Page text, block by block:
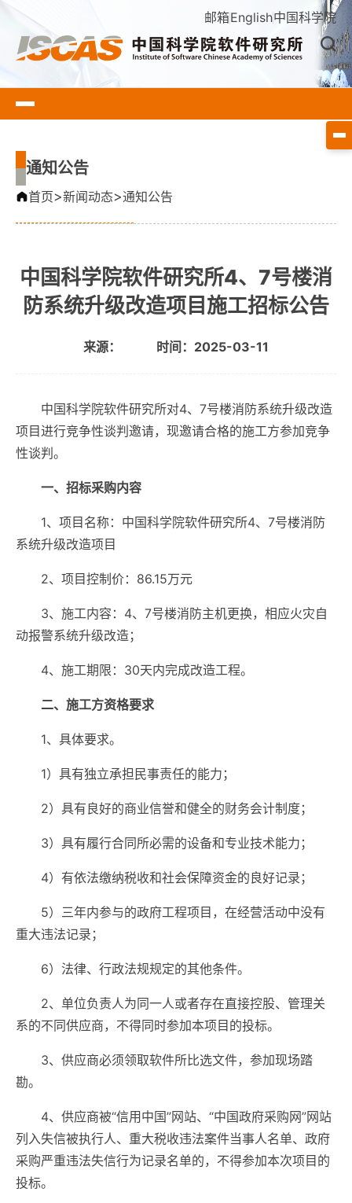
邮箱English中国科学院
通知公告
首页>新闻动态>通知公告
中国科学院软件研究所4、7号楼消
防系统升级改造项目施工招标公告
来源： 时间：2025-03-11
中国科学院软件研究所对4、7号楼消防系统升级改造
项目进行竞争性谈判邀请，现邀请合格的施工方参加竞争
性谈判。
一、招标采购内容
1、项目名称：中国科学院软件研究所4、7号楼消防
系统升级改造项目
2、项目控制价：86.15万元
3、施工内容：4、7号楼消防主机更换，相应火灾自
动报警系统升级改造；
4、施工期限：30天内完成改造工程。
二、施工方资格要求
1、具体要求。
1）具有独立承担民事责任的能力；
2）具有良好的商业信誉和健全的财务会计制度；
3）具有履行合同所必需的设备和专业技术能力；
4）有依法缴纳税收和社会保障资金的良好记录；
5）三年内参与的政府工程项目，在经营活动中没有
重大违法记录；
6）法律、行政法规规定的其他条件。
2、单位负责人为同一人或者存在直接控股、管理关
系的不同供应商，不得同时参加本项目的投标。
3、供应商必须领取软件所比选文件，参加现场踏
勘。
4、供应商被“信用中国”网站、“中国政府采购网”网站
列入失信被执行人、重大税收违法案件当事人名单、政府
采购严重违法失信行为记录名单的，不得参加本次项目的
投标。